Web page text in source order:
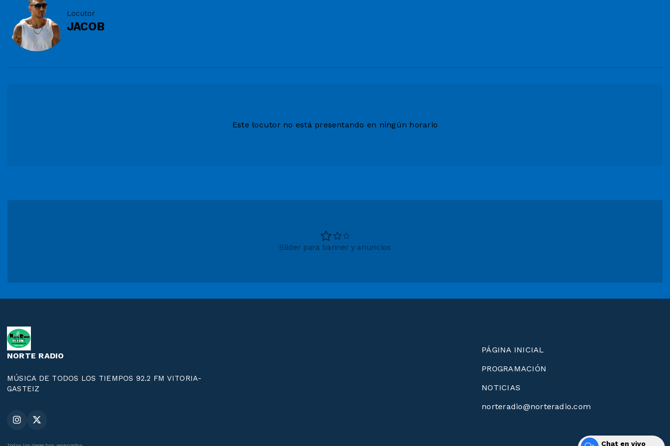
Locutor
JACOB
Este locutor no está presentando en ningún horario
Slider para banner y anuncios
NORTE RADIO
MÚSICA DE TODOS LOS TIEMPOS 92.2 FM VITORIA-
GASTEIZ
PÁGINA INICIAL
PROGRAMACIÓN
NOTICIAS
norteradio@norteradio.com
Chat en vivo